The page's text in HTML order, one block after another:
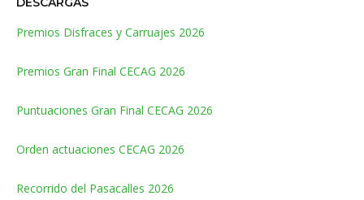
Premios Disfraces y Carruajes 2026
Premios Gran Final CECAG 2026
Puntuaciones Gran Final CECAG 2026
Orden actuaciones CECAG 2026
Recorrido del Pasacalles 2026